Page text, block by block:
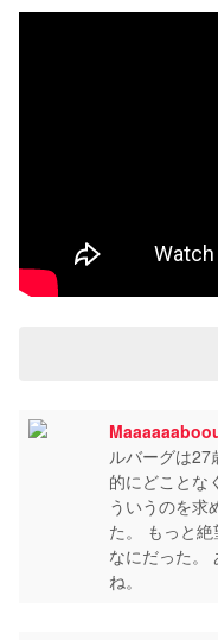
ルバーグは27
的にどことな
ういうのを求
た。 もっと
なにだった。
ね。